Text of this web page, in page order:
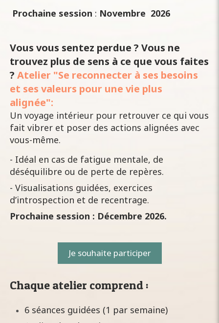
Prochaine session : Novembre 2026
Vous vous sentez perdue ? Vous ne
trouvez plus de sens à ce que vous faites
? Atelier "Se reconnecter à ses besoins
et ses valeurs pour une vie plus
alignée":
Un voyage intérieur pour retrouver ce qui vous
fait vibrer et poser des actions alignées avec
vous-même.
- Idéal en cas de fatigue mentale, de
déséquilibre ou de perte de repères.
- Visualisations guidées, exercices
d’introspection et de recentrage.
Prochaine session : Décembre 2026.
Je souhaite participer
Chaque atelier comprend :
6 séances guidées (1 par semaine)